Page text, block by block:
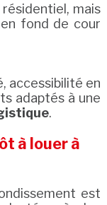
mais
fond de cour
accessibilité en
adaptés à une
.
à louer à
est